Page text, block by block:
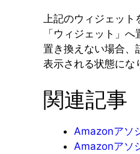
上記のウィジェッ
「ウィジェット」へ
置き換えない場合
表示される状態にな
関連記事
Amazonアソ
Amazonアソ